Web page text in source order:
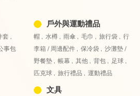
套 ,
事包
戶外與運動禮品
帽 , 水樽 , 雨傘 , 毛巾 , 旅行袋 , 行
李箱 / 周邊配件 , 保冷袋 , 沙灘墊 /
野餐墊 , 帳幕 , 其他 , 背包 , 足球 ,
匹克球 , 旅行禮品 , 運動禮品
文具